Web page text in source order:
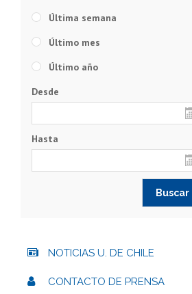
Última semana
Último mes
Último año
Desde
Hasta
NOTICIAS U. DE CHILE
CONTACTO DE PRENSA